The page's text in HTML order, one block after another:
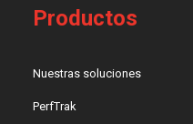
Productos
Nuestras soluciones
PerfTrak